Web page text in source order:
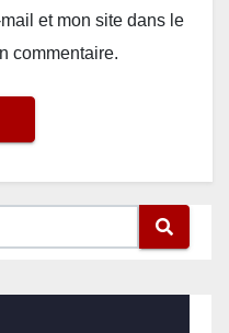
et mon site dans le
commentaire.